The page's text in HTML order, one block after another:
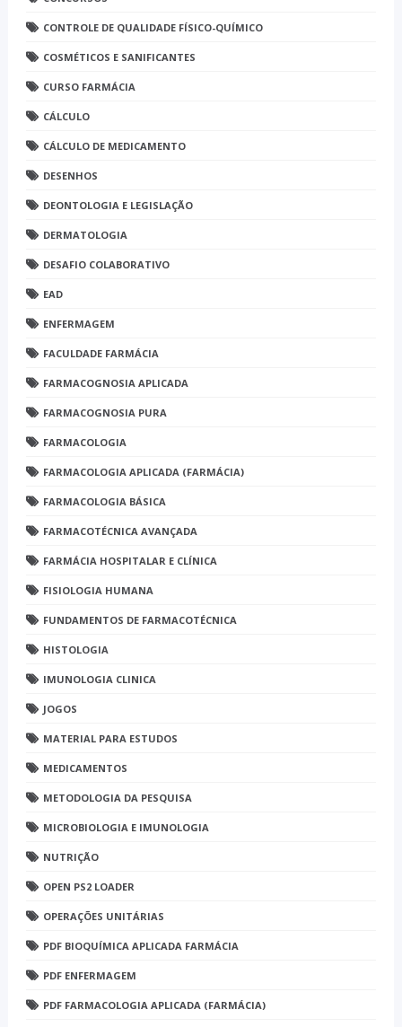
CONTROLE DE QUALIDADE FÍSICO-QUÍMICO
COSMÉTICOS E SANIFICANTES
CURSO FARMÁCIA
CÁLCULO
CÁLCULO DE MEDICAMENTO
DESENHOS
DEONTOLOGIA E LEGISLAÇÃO
DERMATOLOGIA
DESAFIO COLABORATIVO
EAD
ENFERMAGEM
FACULDADE FARMÁCIA
FARMACOGNOSIA APLICADA
FARMACOGNOSIA PURA
FARMACOLOGIA
FARMACOLOGIA APLICADA (FARMÁCIA)
FARMACOLOGIA BÁSICA
FARMACOTÉCNICA AVANÇADA
FARMÁCIA HOSPITALAR E CLÍNICA
FISIOLOGIA HUMANA
FUNDAMENTOS DE FARMACOTÉCNICA
HISTOLOGIA
IMUNOLOGIA CLINICA
JOGOS
MATERIAL PARA ESTUDOS
MEDICAMENTOS
METODOLOGIA DA PESQUISA
MICROBIOLOGIA E IMUNOLOGIA
NUTRIÇÃO
OPEN PS2 LOADER
OPERAÇÕES UNITÁRIAS
PDF BIOQUÍMICA APLICADA FARMÁCIA
PDF ENFERMAGEM
PDF FARMACOLOGIA APLICADA (FARMÁCIA)